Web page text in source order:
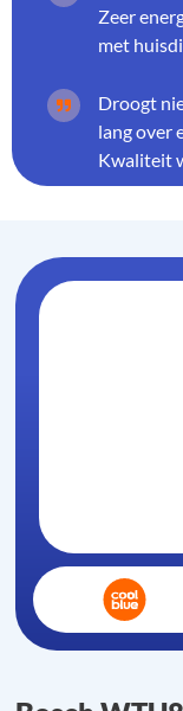
Zeer
met
Droogt
lang over
Kwaliteit